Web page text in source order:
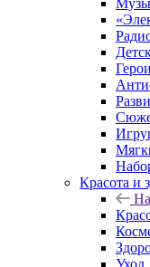
Красота и
Уход